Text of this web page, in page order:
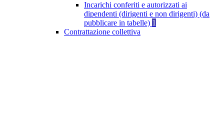
Incarichi conferiti e autorizzati ai
dipendenti (dirigenti e non dirigenti) (da
pubblicare in tabelle) 1
Contrattazione collettiva